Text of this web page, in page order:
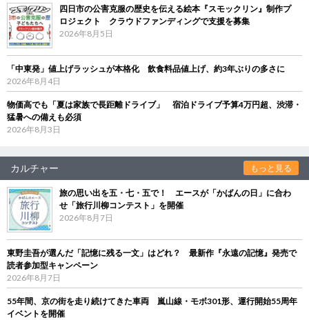
四日市の公害克服の歴史を伝える絵本『スモックリン』制作プ
ロジェクト クラウドファンディングで支援を募集
2026年8月5日
「中東発」値上げラッシュが本格化 飲食料品値上げ、約3年ぶりの多さに
2026年8月4日
物価高でも「夏は家族で長距離ドライブ」 宿泊ドライブ予算4万円超、渋滞・
猛暑への備えも必須
2026年8月3日
カルチャー もっと見る
旅の思い出を五・七・五で！ エースが「かばんの日」に合わ
せ「旅行川柳コンテスト」を開催
2026年8月7日
東野圭吾が選んだ「記憶に残る一文」はどれ？ 最新作『永遠の記憶』発売で
読者参加型キャンペーン
2026年8月7日
55年間、京の街を走り続けてきた車両 嵐山線・モボ301形、運行開始55周年
イベントを開催